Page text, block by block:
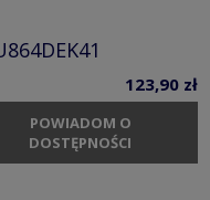
123,90 zł
POWIADOM O
DOSTĘPNOŚCI